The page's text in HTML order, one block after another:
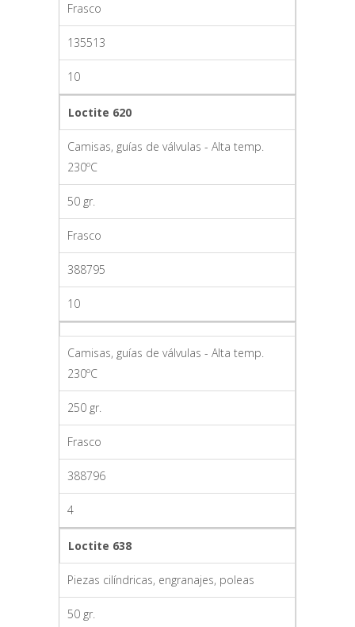
Frasco
135513
10
Loctite 620
Camisas, guías de válvulas - Alta temp.
230ºC
50 gr.
Frasco
388795
10
Camisas, guías de válvulas - Alta temp.
230ºC
250 gr.
Frasco
388796
4
Loctite 638
Piezas cilíndricas, engranajes, poleas
50 gr.